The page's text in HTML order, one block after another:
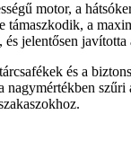
motor, a
támaszkodik, a
jelentősen
és a
nagymértékben